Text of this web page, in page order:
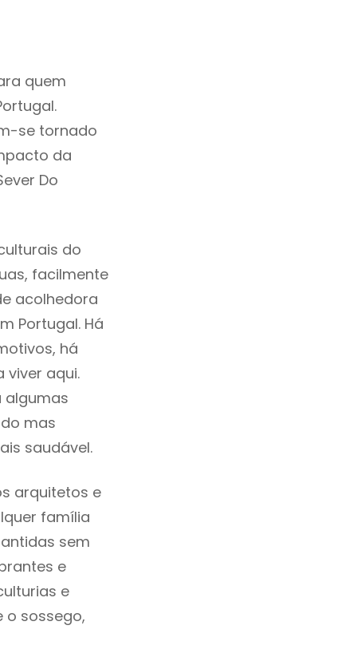
quem
se tornado
da
Do
do
facilmente
acolhedora
Portugal. Há
há
aqui.
algumas
mas
saudável.
arquitetos e
família
sem
e
e
o sossego,